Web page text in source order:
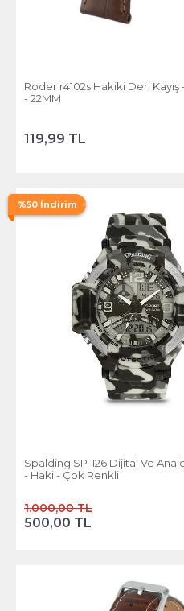
Roder r4102s Hakiki Deri Kayış - Kahverengi
- 22MM
119,99 TL
%50 İndirim
Spalding SP-126 Dijital Ve
- Haki - Çok Renkli
1.000,00 TL
500,00 TL